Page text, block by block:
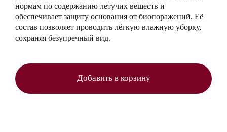
нормам по содержанию летучих веществ и
обеспечивает защиту основания от биопоражений. Её
состав позволяет проводить лёгкую влажную уборку,
сохраняя безупречный вид.
Добавить в корзину